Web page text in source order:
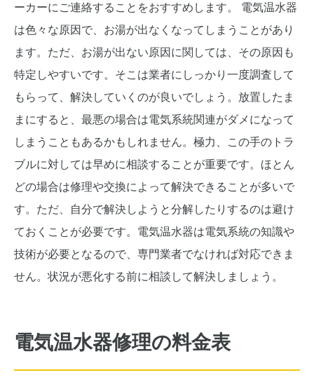
ーカーにご連絡することをおすすめします。 電気温水器
は色々な原因で、お湯が出なくなってしまうことがあり
ます。ただ、お湯が出ない原因に関しては、その原因も
特定しやすいです。そこは業者にしっかり一度調査して
もらって、解決していくのが良いでしょう。放置したま
まにすると、最悪の場合は電気系統関連がダメになって
しまうこともあるかもしれません。極力、この手のトラ
ブルに対しては早めに相談することが重要です。ほとん
どの場合は修理や交換によって解決できることが多いで
す。ただ、自分で解決しようと分解したりするのは避け
ておくことが必要です。電気温水器は電気系統の知識や
技術が必要となるので、専門業者でなければ対応できま
せん。状況が悪化する前に相談して解決しましょう。
電気温水器修理の料金表